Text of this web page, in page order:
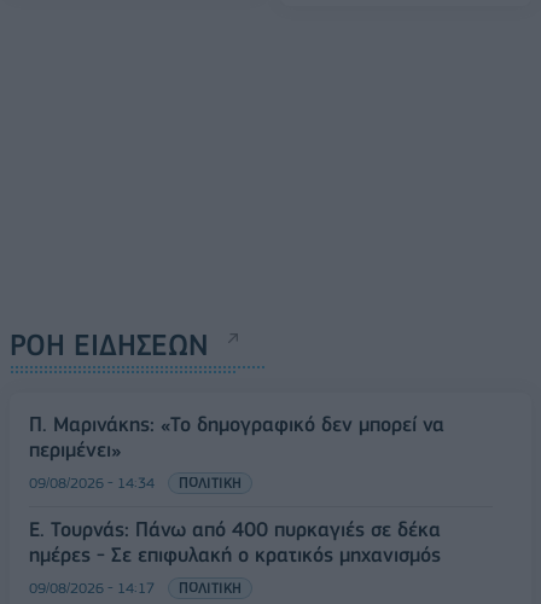
ΡΟΗ ΕΙΔΗΣΕΩΝ
Π. Μαρινάκης: «Το δημογραφικό δεν μπορεί να
περιμένει»
09/08/2026 - 14:34 ΠΟΛΙΤΙΚΗ
Ε. Τουρνάς: Πάνω από 400 πυρκαγιές σε δέκα
ημέρες - Σε επιφυλακή ο κρατικός μηχανισμός
09/08/2026 - 14:17 ΠΟΛΙΤΙΚΗ